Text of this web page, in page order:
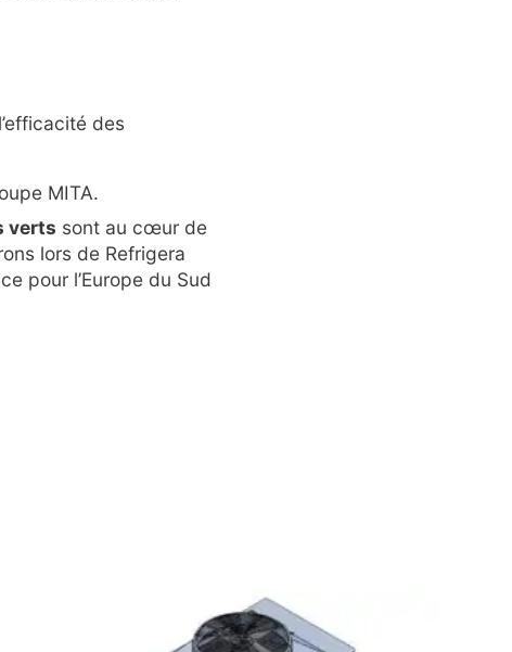
des
MITA.
verts sont au cœur de
lors de Refrigera
pour l’Europe du Sud